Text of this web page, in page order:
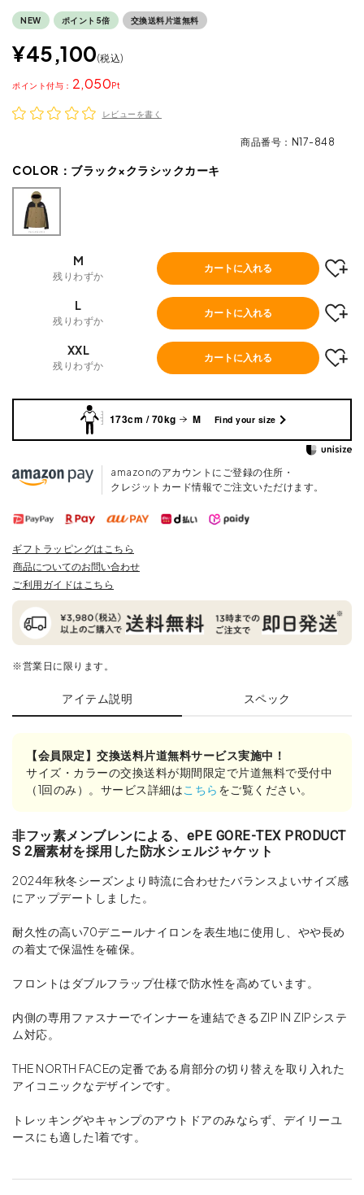
NEW ポイント5倍 交換送料片道無料
¥45,100 税込
2,050
ポイント
レビューを書く
商品番号 N17-848
COLOR： ブラック×クラシックカーキ
M
残りわずか
カートに入れる
L
残りわずか
カートに入れる
XXL
残りわずか
カートに入れる
173cm / 70kg M Find your size
amazonのアカウントにご登録の住所・
クレジットカード情報でご注文いただけます。
ギフトラッピングはこちら
商品についてのお問い合わせ
ご利用ガイドはこちら
※営業日に限ります。
アイテム説明 スペック
【会員限定】交換送料片道無料サービス実施中！
サイズ・カラーの交換送料が期間限定で片道無料で受付中
（1回のみ）。サービス詳細はこちら をご覧ください。
非フッ素メンブレンによる、ePE GORE-TEX PRODUCT
S 2層素材を採用した防水シェルジャケット
2024年秋冬シーズンより時流に合わせたバランスよいサイズ感
にアップデートしました。
耐久性の高い70デニールナイロンを表生地に使用し、やや長め
の着丈で保温性を確保。
フロントはダブルフラップ仕様で防水性を高めています。
内側の専用ファスナーでインナーを連結できるZIP IN ZIPシステ
ム対応。
THE NORTH FACEの定番である肩部分の切り替えを取り入れた
アイコニックなデザインです。
トレッキングやキャンプのアウトドアのみならず、デイリーユ
ースにも適した1着です。